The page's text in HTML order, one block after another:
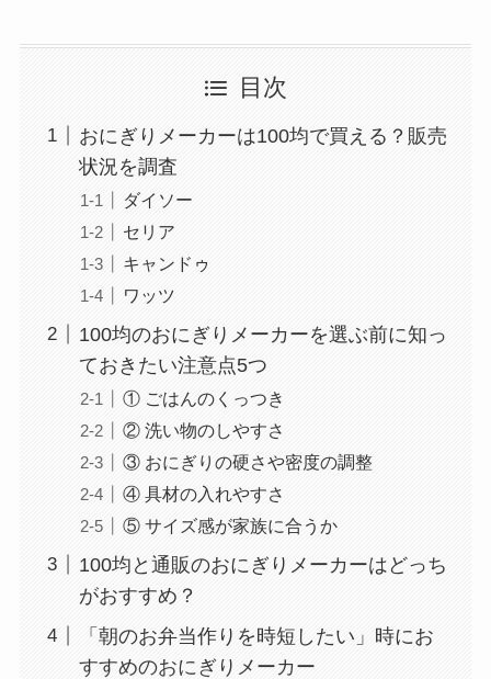
目次
おにぎりメーカーは100均で買える？販売
状況を調査
ダイソー
セリア
キャンドゥ
ワッツ
100均のおにぎりメーカーを選ぶ前に知っ
ておきたい注意点5つ
① ごはんのくっつき
② 洗い物のしやすさ
③ おにぎりの硬さや密度の調整
④ 具材の入れやすさ
⑤ サイズ感が家族に合うか
100均と通販のおにぎりメーカーはどっち
がおすすめ？
「朝のお弁当作りを時短したい」時にお
すすめのおにぎりメーカー